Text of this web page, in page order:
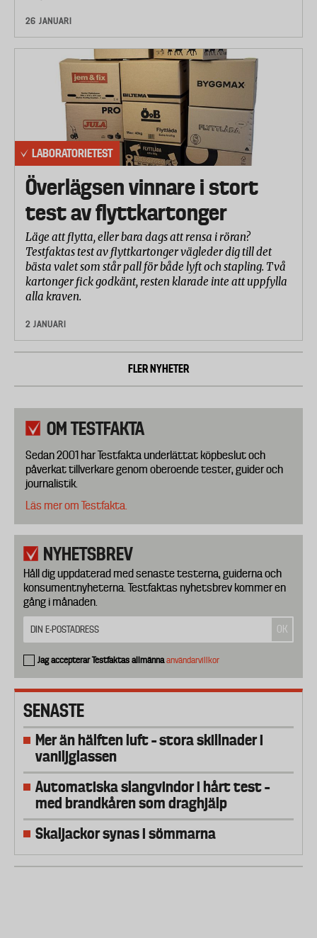
26 JANUARI
LABORATORIETEST
Överlägsen vinnare i stort
test av flyttkartonger
Läge att flytta, eller bara dags att rensa i röran?
Testfaktas test av flyttkartonger vägleder dig till det
bästa valet som står pall för både lyft och stapling. Två
kartonger fick godkänt, resten klarade inte att uppfylla
alla kraven.
2 JANUARI
FLER NYHETER
OM TESTFAKTA
Sedan 2001 har Testfakta underlättat köpbeslut och
påverkat tillverkare genom oberoende tester, guider och
journalistik.
Läs mer om Testfakta.
NYHETSBREV
Håll dig uppdaterad med senaste testerna, guiderna och
konsumentnyheterna. Testfaktas nyhetsbrev kommer en
gång i månaden.
Jag accepterar Testfaktas allmännaanvändarvillkor
SENASTE
Mer än hälften luft – stora skillnader i
vaniljglassen
Automatiska slangvindor i hårt test –
med brandkåren som draghjälp
Skaljackor synas i sömmarna